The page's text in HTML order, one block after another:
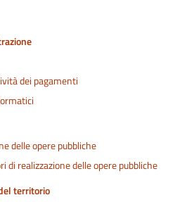
dei pagamenti
delle opere pubbliche
di realizzazione delle opere pubbliche
territorio